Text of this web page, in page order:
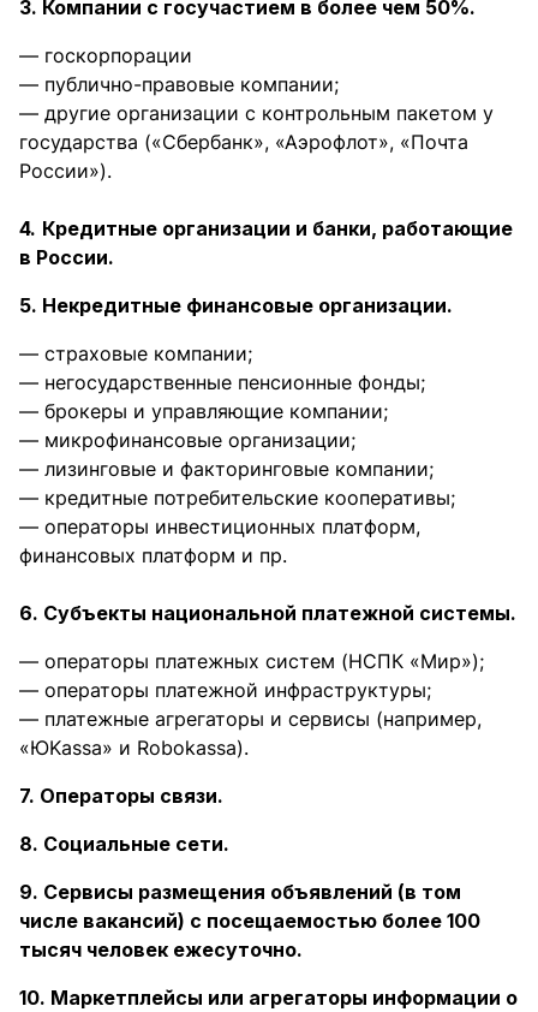
3. Компании с госучастием в более чем 50%.
— госкорпорации
— публично-правовые компании;
— другие организации с контрольным пакетом у
государства («Сбербанк», «Аэрофлот», «Почта
России»).
4. Кредитные организации и банки, работающие
в России.
5. Некредитные финансовые организации.
— страховые компании;
— негосударственные пенсионные фонды;
— брокеры и управляющие компании;
— микрофинансовые организации;
— лизинговые и факторинговые компании;
— кредитные потребительские кооперативы;
— операторы инвестиционных платформ,
финансовых платформ и пр.
6. Субъекты национальной платежной системы.
— операторы платежных систем (НСПК «Мир»);
— операторы платежной инфраструктуры;
— платежные агрегаторы и сервисы (например,
«ЮKassa» и Robokassa).
7. Операторы связи.
8. Социальные сети.
9. Сервисы размещения объявлений (в том
числе вакансий) с посещаемостью более 100
тысяч человек ежесуточно.
10. Маркетплейсы или агрегаторы информации о